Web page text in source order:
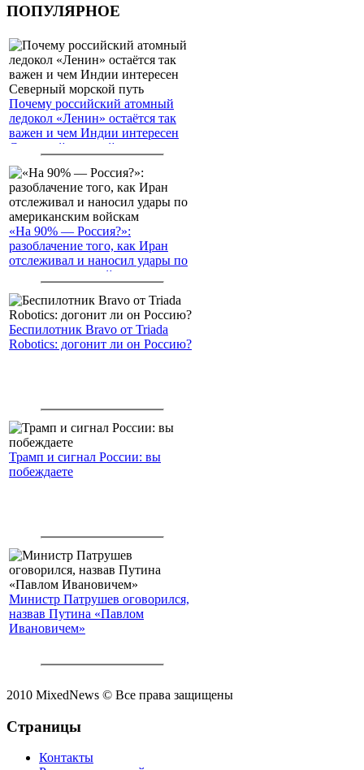
ПОПУЛЯРНОЕ
Почему российский атомный
ледокол «Ленин» остаётся так
важен и чем Индии интересен
Северный морской путь
«На 90% — Россия?»:
разоблачение того, как Иран
отслеживал и наносил удары по
американским войскам
Беспилотник Bravo от Triada
Robotics: догонит ли он Россию?
Трамп и сигнал России: вы
побеждаете
Министр Патрушев оговорился,
назвав Путина «Павлом
Ивановичем»
2010 MixedNews © Все права защищены
Страницы
Контакты